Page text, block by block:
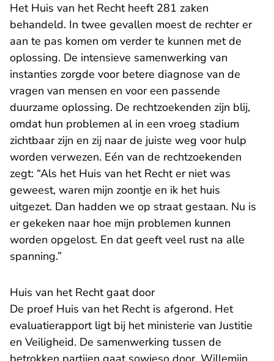
Het Huis van het Recht heeft 281 zaken
behandeld. In twee gevallen moest de rechter er
aan te pas komen om verder te kunnen met de
oplossing. De intensieve samenwerking van
instanties zorgde voor betere diagnose van de
vragen van mensen en voor een passende
duurzame oplossing. De rechtzoekenden zijn blij,
omdat hun problemen al in een vroeg stadium
zichtbaar zijn en zij naar de juiste weg voor hulp
worden verwezen. Eén van de rechtzoekenden
zegt: “Als het Huis van het Recht er niet was
geweest, waren mijn zoontje en ik het huis
uitgezet. Dan hadden we op straat gestaan. Nu is
er gekeken naar hoe mijn problemen kunnen
worden opgelost. En dat geeft veel rust na alle
spanning.”
Huis van het Recht gaat door
De proef Huis van het Recht is afgerond. Het
evaluatierapport ligt bij het ministerie van Justitie
en Veiligheid. De samenwerking tussen de